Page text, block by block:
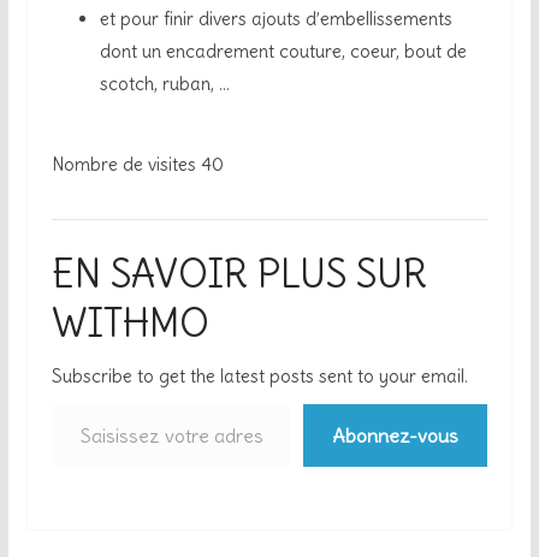
et pour finir divers ajouts d’embellissements
dont un encadrement couture, coeur, bout de
scotch, ruban, …
Nombre de visites 40
EN SAVOIR PLUS SUR
WITHMO
Subscribe to get the latest posts sent to your email.
Abonnez-vous